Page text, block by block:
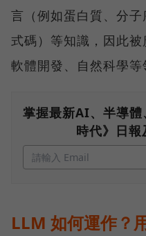
言（例如蛋白質、分
式碼）等知識，因此被
軟體開發、自然科學等
掌握最新AI、半導
時代》日
LLM 如何運作？